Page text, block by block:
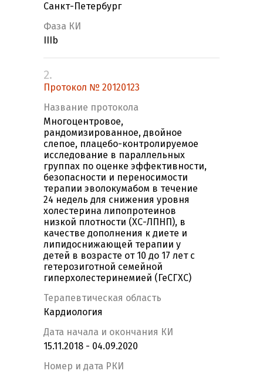
Санкт-Петербург
Фаза КИ
IIIb
2.
Протокол № 20120123
Название протокола
Многоцентровое,
рандомизированное, двойное
слепое, плацебо-контролируемое
исследование в параллельных
группах по оценке эффективности,
безопасности и переносимости
терапии эволокумабом в течение
24 недель для снижения уровня
холестерина липопротеинов
низкой плотности (ХС-ЛПНП), в
качестве дополнения к диете и
липидоснижающей терапии у
детей в возрасте от 10 до 17 лет с
гетерозиготной семейной
гиперхолестеринемией (ГеСГХС)
Терапевтическая область
Кардиология
Дата начала и окончания КИ
15.11.2018 - 04.09.2020
Номер и дата РКИ